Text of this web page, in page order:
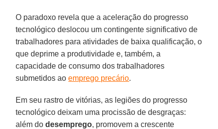
O paradoxo revela que a aceleração do progresso
tecnológico deslocou um contingente significativo de
trabalhadores para atividades de baixa qualificação, o
que deprime a produtividade e, também, a
capacidade de consumo dos trabalhadores
submetidos aoemprego precário.
Em seu rastro de vitórias, as legiões do progresso
tecnológico deixam uma procissão de desgraças:
além dodesemprego, promovem a crescente